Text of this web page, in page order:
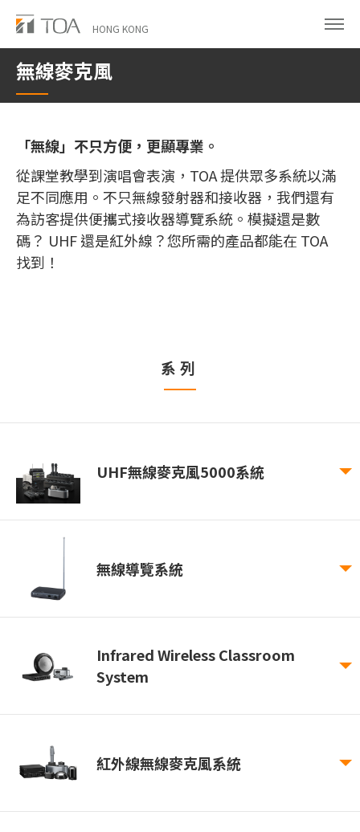
Skip
main
content
HONG KONG
無線麥克風
「無線」不只方便，更顯專業。
從課堂教學到演唱會表演，TOA 提供眾多系統以滿
足不同應用。不只無線發射器和接收器，我們還有
為訪客提供便攜式接收器導覽系統。模擬還是數
碼？ UHF 還是紅外線？您所需的產品都能在 TOA
找到！
系列
UHF無線麥克風5000系統
無線導覽系統
Infrared Wireless Classroom
System
紅外線無線麥克風系統